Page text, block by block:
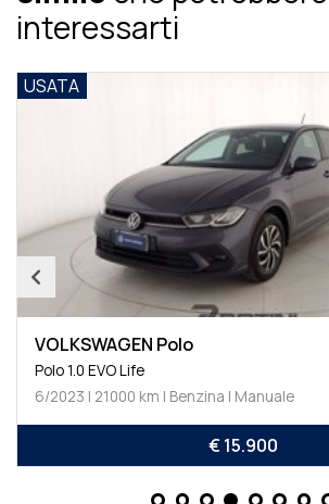
interessarti
USATA
VOLKSWAGEN Polo
Polo 1.0 EVO Life
6/2023 | 39800 km | Benzina | Manuale
€ 15.950